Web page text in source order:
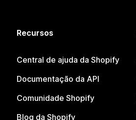
Recursos
Central de ajuda da Shopify
Documentação da API
Comunidade Shopify
Blog da Shopify